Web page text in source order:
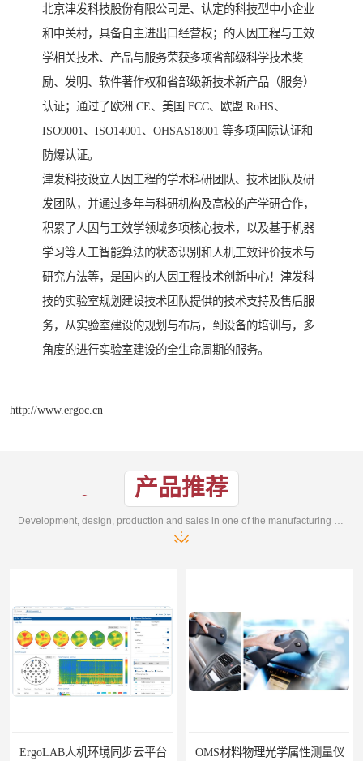
北京津发科技股份有限公司是、认定的科技型中小企业
和中关村，具备自主进出口经营权；的人因工程与工效
学相关技术、产品与服务荣获多项省部级科学技术奖
励、发明、软件著作权和省部级新技术新产品（服务）
认证；通过了欧洲 CE、美国 FCC、欧盟 RoHS、
ISO9001、ISO14001、OHSAS18001 等多项国际认证和
防爆认证。
津发科技设立人因工程的学术科研团队、技术团队及研
发团队，并通过多年与科研机构及高校的产学研合作，
积累了人因与工效学领域多项核心技术，以及基于机器
学习等人工智能算法的状态识别和人机工效评价技术与
研究方法等，是国内的人因工程技术创新中心！津发科
技的实验室规划建设技术团队提供的技术支持及售后服
务，从实验室建设的规划与布局，到设备的培训与，多
角度的进行实验室建设的全生命周期的服务。
http://www.ergoc.cn
产品推荐
Development, design, production and sales in one of the manufacturing enterprises
云平台 OMS材料物理光学属性测量仪